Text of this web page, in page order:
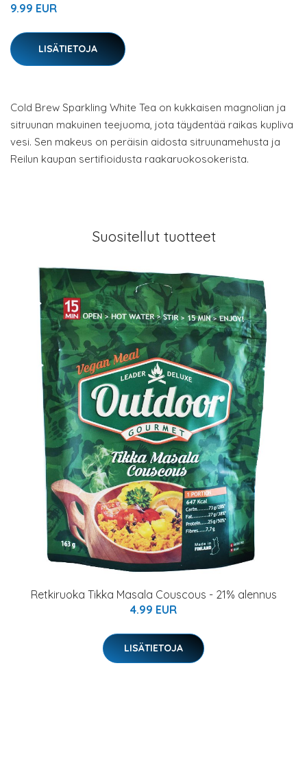
9.99 EUR
LISÄTIETOJA
Cold Brew Sparkling White Tea on kukkaisen magnolian ja
sitruunan makuinen teejuoma, jota täydentää raikas kupliva
vesi. Sen makeus on peräisin aidosta sitruunamehusta ja
Reilun kaupan sertifioidusta raakaruokosokerista.
Suositellut tuotteet
Retkiruoka Tikka Masala Couscous - 21% alennus
4.99 EUR
LISÄTIETOJA